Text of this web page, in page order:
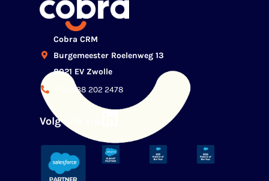
Cobra CRM
Burgemeester Roelenweg 13
8021 EV Zwolle
+31(0)38 202 2478
Volg ons via